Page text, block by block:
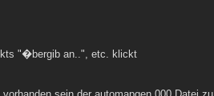
"�bergib an..", etc. klickt